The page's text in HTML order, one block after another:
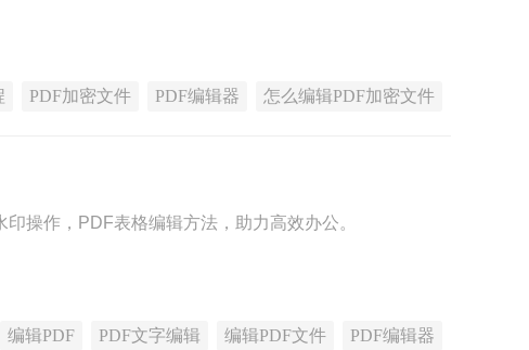
PDF加密文件 PDF编辑器 怎么编辑PDF加密文件
操作，PDF表格编辑方法，助力高效办公。
编辑PDF PDF文字编辑 编辑PDF文件 PDF编辑器